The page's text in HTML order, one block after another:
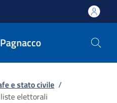
e stato civile /
elettorali